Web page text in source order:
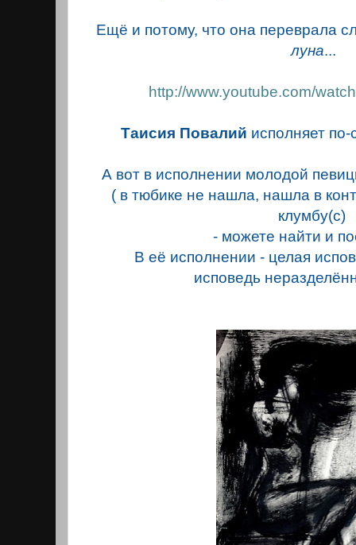
Ещё и потому, что она переврала
луна...
http://www.youtube.com/
Таисия Повалий исполняет
А вот в исполнении молодой
( в тюбике не нашла, нашла в
клумбу(с)
- можете найти и
В её исполнении - целая
исповедь